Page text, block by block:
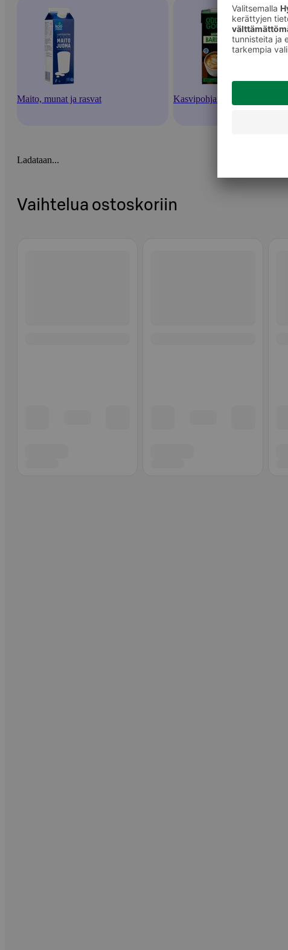
Maito, munat ja rasvat Kasvipohjaiset juomat
Ladataan...
Vaihtelua ostoskoriin